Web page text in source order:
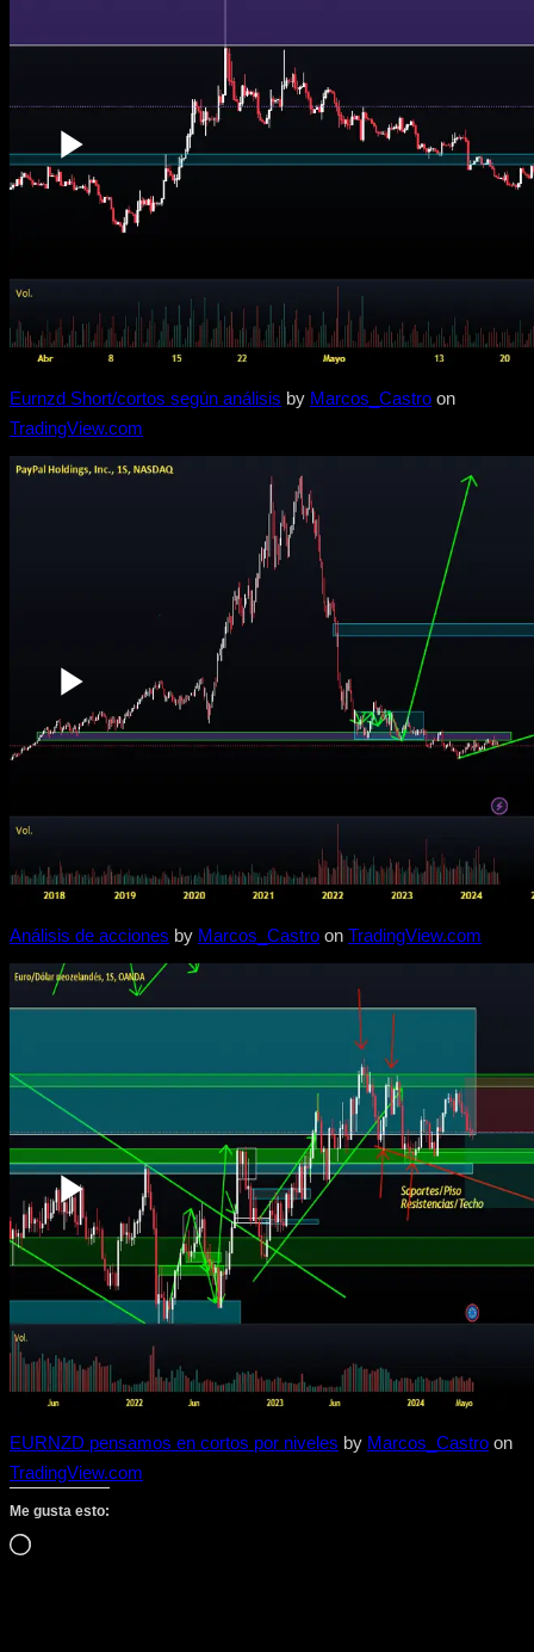
Eurnzd Short/cortos según análisis by Marcos_Castro on
TradingView.com
Análisis de acciones by Marcos_Castro on TradingView.com
EURNZD pensamos en cortos por niveles by Marcos_Castro on
TradingView.com
Me gusta esto:
Cargando…